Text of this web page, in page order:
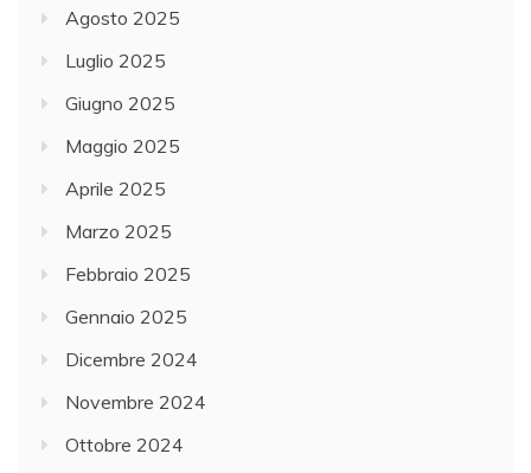
Agosto 2025
Luglio 2025
Giugno 2025
Maggio 2025
Aprile 2025
Marzo 2025
Febbraio 2025
Gennaio 2025
Dicembre 2024
Novembre 2024
Ottobre 2024